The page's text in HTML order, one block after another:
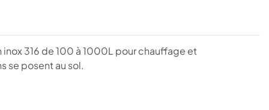
316 de 100 à 1000L pour chauffage et
se posent au sol.